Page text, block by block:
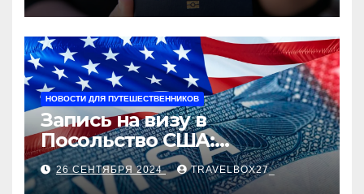
НОВОСТИ ДЛЯ ПУТЕШЕСТВЕННИКОВ
Запись на визу в
Посольство США:
Пошаговое руководство
26 СЕНТЯБРЯ 2024 TRAVELBOX27_